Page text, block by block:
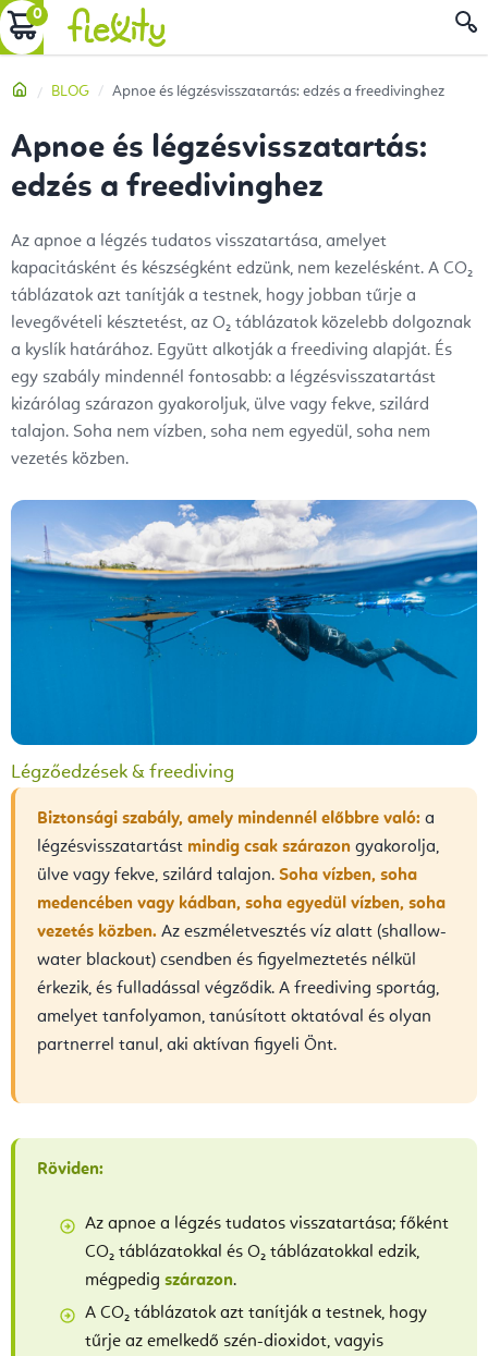
Ugrás
a
tartalomhoz
KOSÁR
Kezdőlap
BLOG Apnoe és légzésvisszatartás: edzés a freedivinghez
Apnoe és légzésvisszatartás:
edzés a freedivinghez
Az apnoe a légzés tudatos visszatartása, amelyet
kapacitásként és készségként edzünk, nem kezelésként. A CO₂
táblázatok azt tanítják a testnek, hogy jobban tűrje a
levegővételi késztetést, az O₂ táblázatok közelebb dolgoznak
a kyslík határához. Együtt alkotják a freediving alapját. És
egy szabály mindennél fontosabb: a légzésvisszatartást
kizárólag szárazon gyakoroljuk, ülve vagy fekve, szilárd
talajon. Soha nem vízben, soha nem egyedül, soha nem
vezetés közben.
Légzőedzések & freediving
Biztonsági szabály, amely mindennél előbbre való: a
légzésvisszatartást mindig csak szárazon gyakorolja,
ülve vagy fekve, szilárd talajon. Soha vízben, soha
medencében vagy kádban, soha egyedül vízben, soha
vezetés közben. Az eszméletvesztés víz alatt (shallow-
water blackout) csendben és figyelmeztetés nélkül
érkezik, és fulladással végződik. A freediving sportág,
amelyet tanfolyamon, tanúsított oktatóval és olyan
partnerrel tanul, aki aktívan figyeli Önt.
Röviden:
Az apnoe a légzés tudatos visszatartása; főként
CO₂ táblázatokkal és O₂ táblázatokkal edzik,
mégpedig szárazon.
A CO₂ táblázatok azt tanítják a testnek, hogy
tűrje az emelkedő szén-dioxidot, vagyis